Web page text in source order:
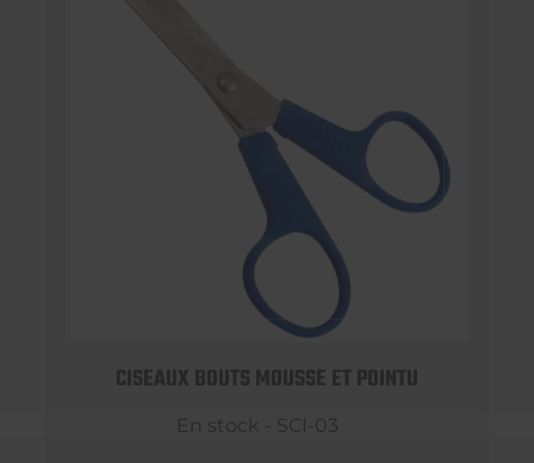
CISEAUX BOUTS MOUSSE ET POINTU
En stock - SCI-03